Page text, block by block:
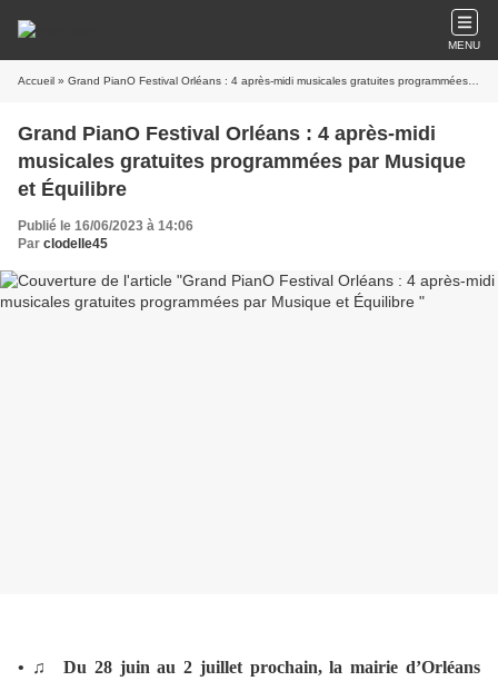
MENU
Accueil » Grand PianO Festival Orléans : 4 après-midi musicales gratuites programmées par Musique et Équilibre
Grand PianO Festival Orléans : 4 après-midi
musicales gratuites programmées par Musique
et Équilibre
Publié le 16/06/2023 à 14:06
Par clodelle45
• ♫
Du 28 juin au 2 juillet prochain, la mairie d’Orléans